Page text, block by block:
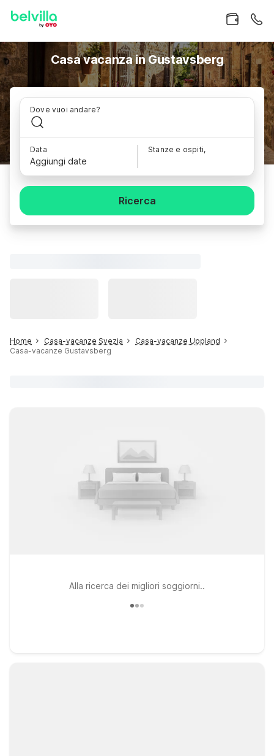
Casa vacanza in Gustavsberg
Dove vuoi andare?
Data
Aggiungi date
Stanze e ospiti,
Ricerca
Home Casa-vacanze Svezia
Casa-vacanze Uppland
Casa-vacanze Gustavsberg
Alla ricerca dei migliori soggiorni..